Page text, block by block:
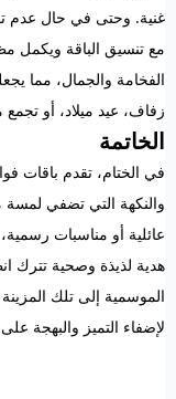
غنية. وحتى في حال عدم
مع تنسيق الباقة ويكمل
الفخامة والجمال، مما
زفاف، عيد ميلاد، أو تجمع
الخاتمة
في الختام، تقدم باقات
والنكهة التي تضفي
عائلية أو مناسبات
هدية لذيذة وصحية تترك
الموسمية إلى تلك
لإضفاء التميز والبهجة